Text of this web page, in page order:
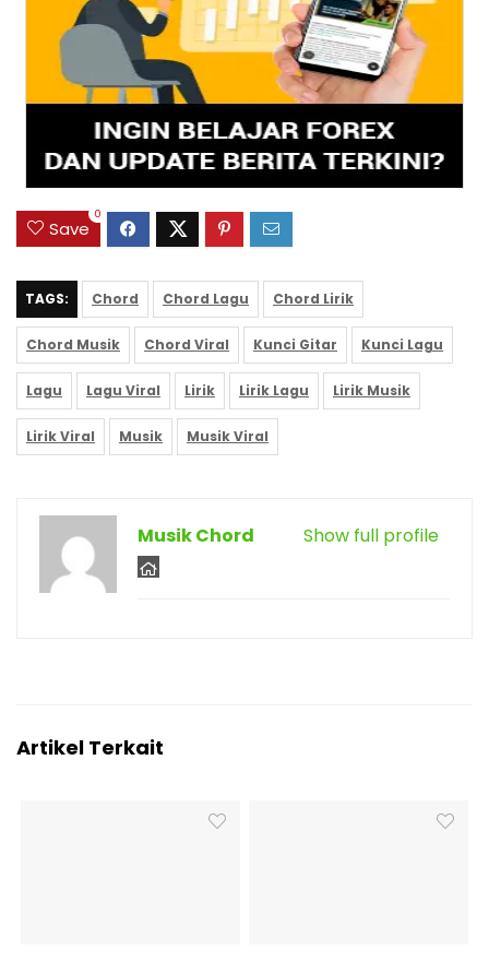
Save
0
TAGS: Chord Chord Lagu Chord Lirik
Chord Musik Chord Viral Kunci Gitar Kunci Lagu
Lagu Lagu Viral Lirik Lirik Lagu Lirik Musik
Lirik Viral Musik Musik Viral
Show full profile
Musik Chord
Artikel Terkait